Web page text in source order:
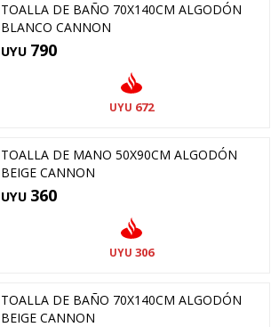
TOALLA DE BAÑO 70X140CM ALGODÓN
BLANCO CANNON
UYU 790
UYU 672
TOALLA DE MANO 50X90CM ALGODÓN
BEIGE CANNON
UYU 360
UYU 306
TOALLA DE BAÑO 70X140CM ALGODÓN
BEIGE CANNON